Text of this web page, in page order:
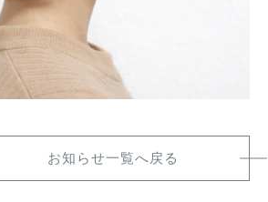
お知らせ一覧へ戻る